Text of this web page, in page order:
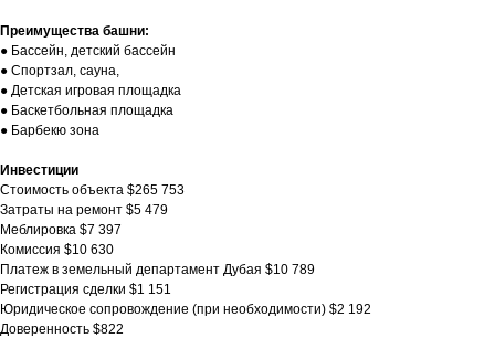
Преимущества башни:
● Бассейн, детский бассейн
● Спортзал, сауна,
● Детская игровая площадка
● Баскетбольная площадка
● Барбекю зона
Инвестиции
Стоимость объекта $265 753
Затраты на ремонт $5 479
Меблировка $7 397
Комиссия $10 630
Платеж в земельный департамент Дубая $10 789
Регистрация сделки $1 151
Юридическое сопровождение (при необходимости) $2 192
Доверенность $822